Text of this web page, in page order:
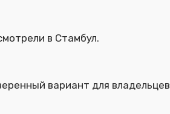
в Стамбул.
вариант для владельцев